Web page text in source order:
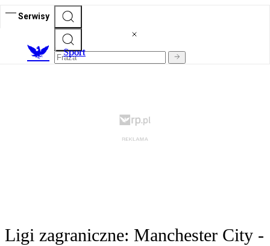
Serwisy
Sport
Ligi zagraniczne: Manchester City -